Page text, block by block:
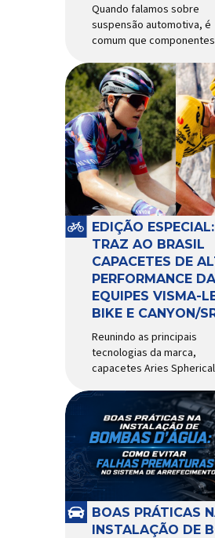
Quando falamos sobre
suspensão automotiva, é
comum que componentes
recebam mais atenção.
existe uma peça
pequena que
papel fundamental na
segurança e no
comportamento do
pivô de suspensão.
Responsável por
diferentes componentes
sistema e permitir os
movimentos necessários
durante a condução, o
EDIÇÃO
TRAZ AO BRASIL
CAPACETES DE
PERFORMANCE
EQUIPES VISMA-
BIKE E CANYON/
Reunindo as principais
tecnologias da marca,
capacetes Aries
ao país com a pintura
utilizada por equipes do
Tour Patrocinadora de
das principais equipes de
ciclismo do mundo, a
uma das marcas de
e acessórios para
mais reconhecida no
Importada e distribuída
BOAS PRÁTICAS
INSTALAÇÃO DE